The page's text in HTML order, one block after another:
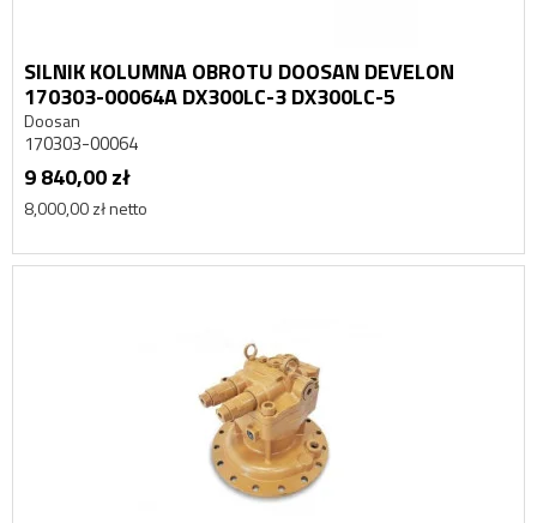
SILNIK KOLUMNA OBROTU DOOSAN DEVELON
170303-00064A DX300LC-3 DX300LC-5
Doosan
170303-00064
9 840,00 zł
8,000,00 zł netto